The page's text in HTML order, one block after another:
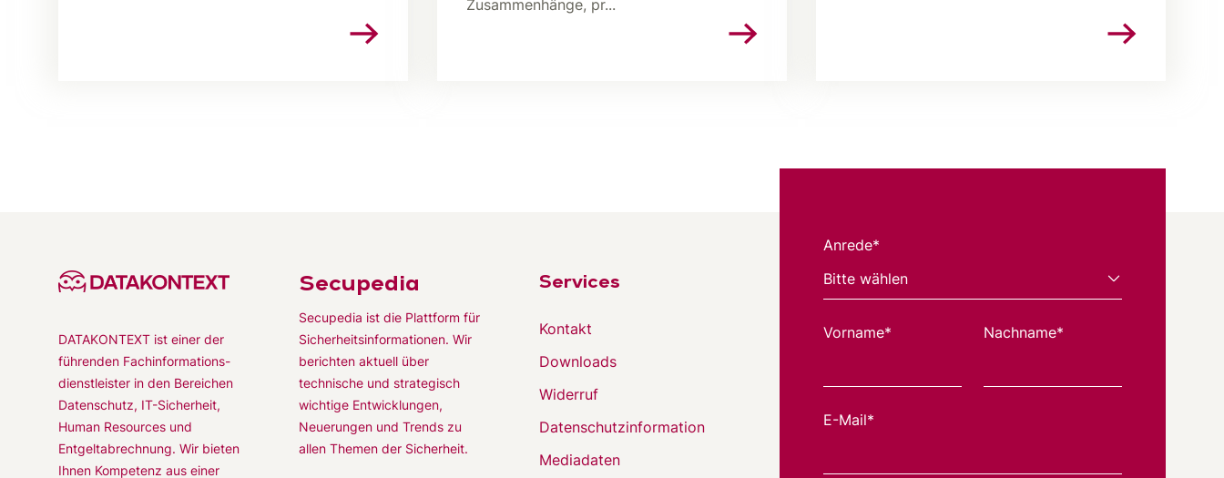
Zusammenhänge, pr...
DATAKONTEXT ist einer der
führenden Fachinformations-
dienstleister in den Bereichen
Datenschutz, IT-Sicherheit,
Human Resources und
Entgeltabrechnung. Wir bieten
Ihnen Kompetenz aus einer
Secupedia
Secupedia ist die Plattform für
Sicherheitsinformationen. Wir
berichten aktuell über
technische und strategisch
wichtige Entwicklungen,
Neuerungen und Trends zu
allen Themen der Sicherheit.
Services
Kontakt
Downloads
Widerruf
Datenschutzinformation
Mediadaten
Anrede*
Vorname* Nachname*
E-Mail*